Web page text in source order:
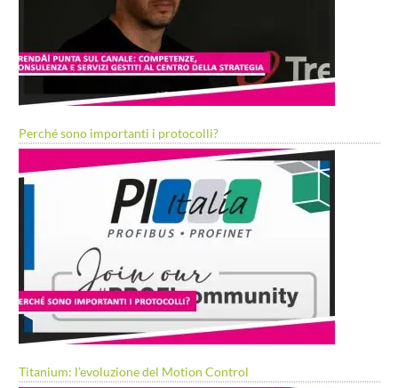
Perché sono importanti i protocolli?
Titanium: l’evoluzione del Motion Control